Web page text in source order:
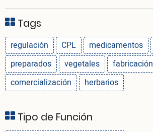
Tags
regulación CPL medicamentos
preparados
vegetales
fabricación
comercialización
herbarios
Tipo de Función